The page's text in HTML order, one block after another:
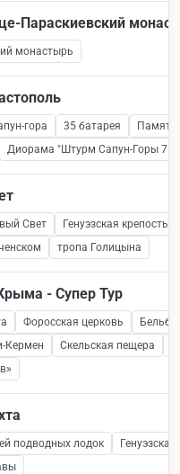
Параскиевский
монастырь
гора 35 батарея
Диорама "Штурм Сапун-Горы 7
Свет
Генуэзская крепость
тропа Голицына
- Супер Тур
Форосская церковь
Кермен
Скельская пещера
подводных лодок